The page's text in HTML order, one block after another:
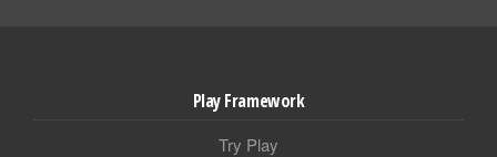
Play Framework
Try Play